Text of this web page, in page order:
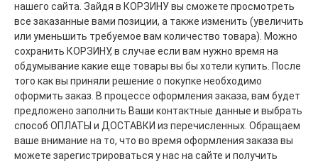
нашего сайта. Зайдя в КОРЗИНУ вы сможете просмотреть
все заказанные вами позиции, а также изменить (увеличить
или уменьшить требуемое вам количество товара). Можно
сохранить КОРЗИНУ, в случае если вам нужно время на
обдумывание какие еще товары вы бы хотели купить. После
того как вы приняли решение о покупке необходимо
оформить заказ. В процессе оформления заказа, вам будет
предложено заполнить Ваши контактные данные и выбрать
способ ОПЛАТЫ и ДОСТАВКИ из перечисленных. Обращаем
ваше внимание на то, что во время оформления заказа вы
можете зарегистрироваться у нас на сайте и получить